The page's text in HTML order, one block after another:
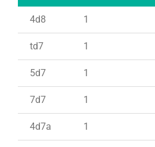
4d8 1
td7 1
5d7 1
7d7 1
4d7a 1